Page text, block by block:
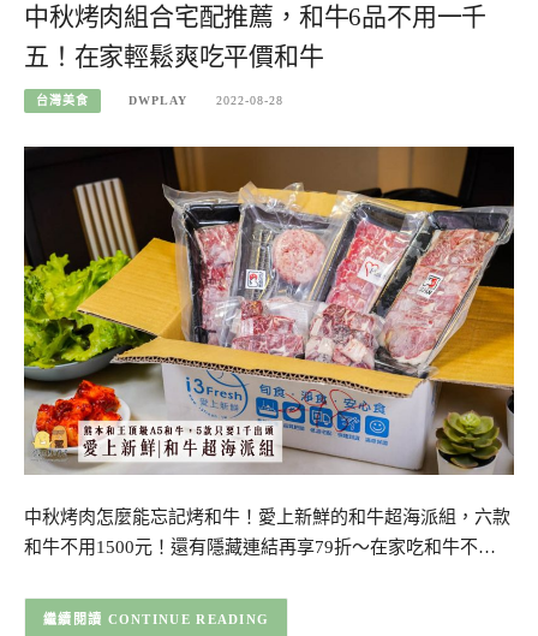
中秋烤肉組合宅配推薦，和牛6品不用一千
五！在家輕鬆爽吃平價和牛
台灣美食 DWPLAY 2022-08-28
中秋烤肉怎麼能忘記烤和牛！愛上新鮮的和牛超海派組，六款
和牛不用1500元！還有隱藏連結再享79折～在家吃和牛不…
CONTINUE READING